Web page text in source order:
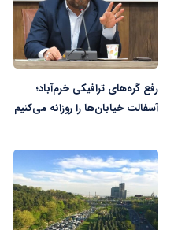
رفع گره‌های ترافیکی خرم‌آباد؛
آسفالت خیابان‌ها را روزانه می‌کنیم